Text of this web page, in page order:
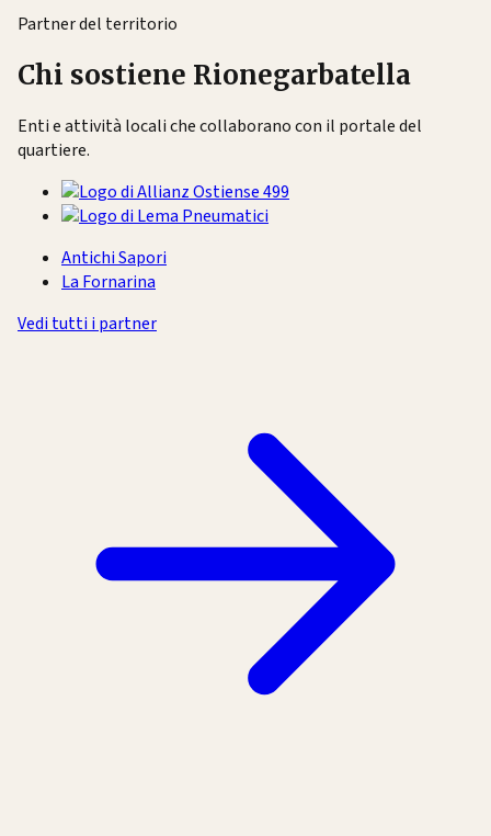
Partner del territorio
Chi sostiene Rionegarbatella
Enti e attività locali che collaborano con il portale del
quartiere.
Antichi Sapori
La Fornarina
Vedi tutti i partner